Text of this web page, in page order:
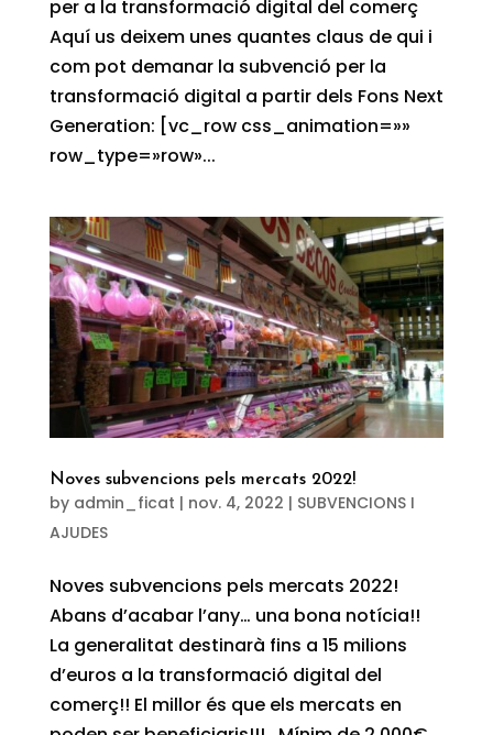
per a la transformació digital del comerç
Aquí us deixem unes quantes claus de qui i
com pot demanar la subvenció per la
transformació digital a partir dels Fons Next
Generation: [vc_row css_animation=»»
row_type=»row»...
Noves subvencions pels mercats 2022!
by admin_ficat | nov. 4, 2022 | SUBVENCIONS I
AJUDES
Noves subvencions pels mercats 2022!
Abans d’acabar l’any… una bona notícia!!
La generalitat destinarà fins a 15 milions
d’euros a la transformació digital del
comerç!! El millor és que els mercats en